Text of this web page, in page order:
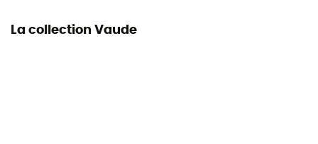
La collection Vaude